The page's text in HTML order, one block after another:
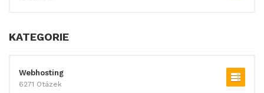
KATEGORIE
Webhosting
6271 Otázek